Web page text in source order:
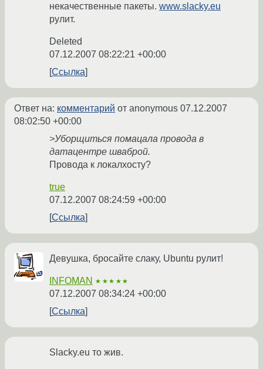
некачественные пакеты. www.slacky.eu
рулит.
Deleted
07.12.2007 08:22:21 +00:00
Ссылка
Ответ на: комментарий от anonymous 07.12.2007
08:02:50 +00:00
>Уборщиться помацала провода в
датацентре шваброй.
Провода к локалхосту?
true
07.12.2007 08:24:59 +00:00
Ссылка
Девушка, бросайте слаку, Ubuntu рулит!
INFOMAN ★★★★★
07.12.2007 08:34:24 +00:00
Ссылка
Slacky.eu то жив.